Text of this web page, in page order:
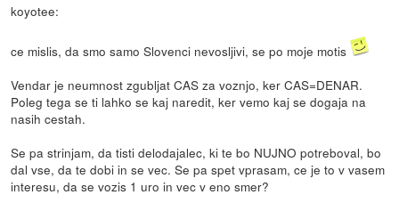
koyotee:
ce mislis, da smo samo Slovenci nevosljivi, se po moje motis
Vendar je neumnost zgubljat CAS za voznjo, ker CAS=DENAR.
Poleg tega se ti lahko se kaj naredit, ker vemo kaj se dogaja na
nasih cestah.
Se pa strinjam, da tisti delodajalec, ki te bo NUJNO potreboval, bo
dal vse, da te dobi in se vec. Se pa spet vprasam, ce je to v vasem
interesu, da se vozis 1 uro in vec v eno smer?